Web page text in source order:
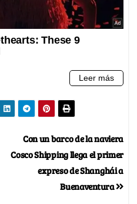
Con un barco de la naviera
Cosco Shipping llega el primer
expreso de Shanghái a
Buenaventura